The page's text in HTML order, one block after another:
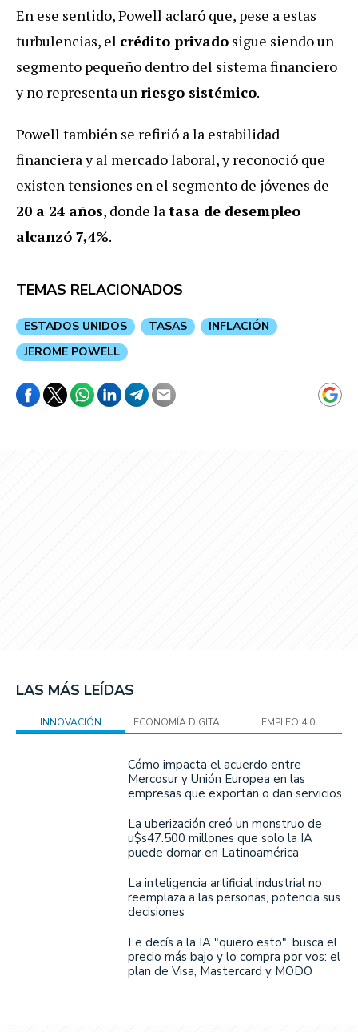
En ese sentido, Powell aclaró que, pese a estas
turbulencias, el crédito privado sigue siendo un
segmento pequeño dentro del sistema financiero
y no representa unriesgo sistémico.
Powell también se refirió a la estabilidad
financiera y al mercado laboral, y reconoció que
existen tensiones en el segmento de jóvenes de
20 a 24 años, donde latasa de desempleo
alcanzó 7,4%.
TEMAS RELACIONADOS
ESTADOS UNIDOS TASAS
INFLACIÓN
JEROME POWELL
LAS MÁS LEÍDAS
INNOVACIÓN ECONOMÍA DIGITAL EMPLEO 4.0
Cómo impacta el acuerdo entre
Mercosur y Unión Europea en las
empresas que exportan o dan servicios
La uberización creó un monstruo de
u$s47.500 millones que solo la IA
puede domar en Latinoamérica
La inteligencia artificial industrial no
reemplaza a las personas, potencia sus
decisiones
Le decís a la IA "quiero esto", busca el
precio más bajo y lo compra por vos: el
plan de Visa, Mastercard y MODO